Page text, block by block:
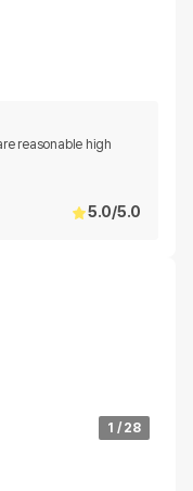
reasonable high
5.0/5.0
1 / 28